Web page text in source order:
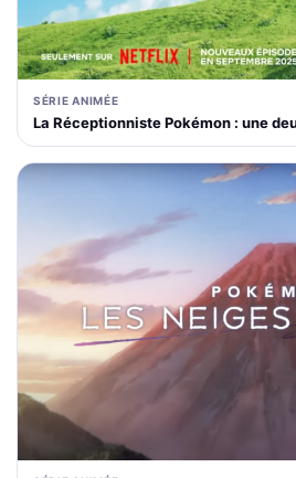
SÉRIE ANIMÉE
La Réceptionniste Pokémon : une